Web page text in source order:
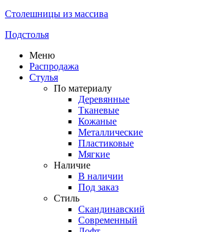
Столешницы из массива
Подстолья
Меню
Распродажа
Стулья
По материалу
Деревянные
Тканевые
Кожаные
Металлические
Пластиковые
Мягкие
Наличие
В наличии
Под заказ
Стиль
Скандинавский
Современный